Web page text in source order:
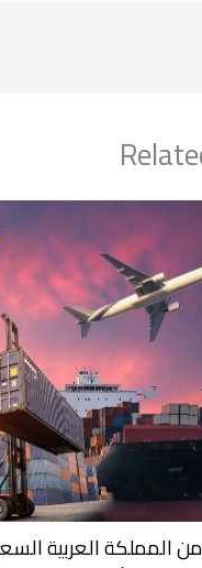
المملكة العربية